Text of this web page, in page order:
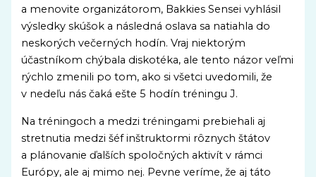
a menovite organizátorom, Bakkies Sensei vyhlásil
výsledky skúšok a následná oslava sa natiahla do
neskorých večerných hodín. Vraj niektorým
účastníkom chýbala diskotéka, ale tento názor veľmi
rýchlo zmenili po tom, ako si všetci uvedomili, že
v nedeľu nás čaká ešte 5 hodín tréningu J.
Na tréningoch a medzi tréningami prebiehali aj
stretnutia medzi šéf inštruktormi rôznych štátov
a plánovanie ďalších spoločných aktivít v rámci
Európy, ale aj mimo nej. Pevne veríme, že aj táto